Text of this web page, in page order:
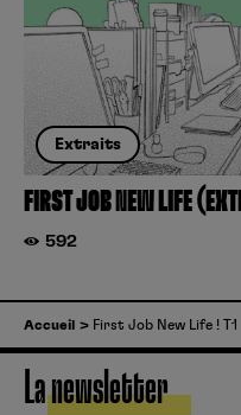
Extraits
FIRST JOB NEW LIFE
592
Accueil First Job New Life ! T1
La newsletter